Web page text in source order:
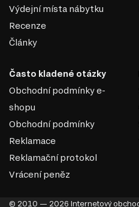
Výdejní místa nábytku
Recenze
Články
Často kladené otázky
Obchodní podmínky e-
shopu
Obchodní podmínky
Reklamace
Reklamační protokol
Vrácení peněz
© 2010 — 2026 Internetový